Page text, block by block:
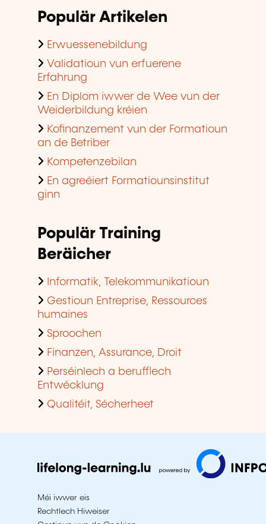
Populär Artikelen
Erwuessenebildung
Validatioun vun erfuerene
Erfahrung
En Diplom iwwer de Wee vun der
Weiderbildung kréien
Kofinanzement vun der Formatioun
an de Betriber
Kompetenzebilan
En agreéiert Formatiounsinstitut
ginn
Populär Training
Beräicher
Informatik, Telekommunikatioun
Gestioun Entreprise, Ressources
humaines
Sproochen
Finanzen, Assurance, Droit
Perséinlech a berufflech
Entwécklung
Qualitéit, Sécherheet
Méi iwwer eis
Rechtlech Hiweiser